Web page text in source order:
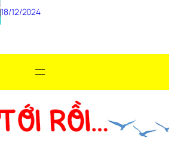
18/12/2024